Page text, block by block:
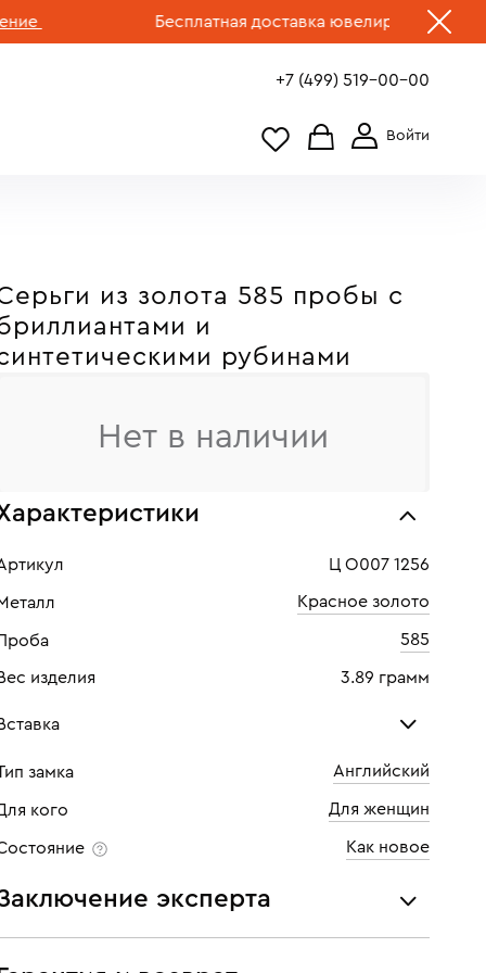
Бесплатная доставка ювелирных изделий по
+7 (499) 519-00-00
из золота 585 пробы с
и
рубинами
Нет в наличии
Ц О007 1256
Красное золото
585
изделия 3.89 грамм
Бриллиант
44 шт
Огранка Круглая
замка Английский
кого Для женщин
Как новое
эксперта
украшения проходят экспертизу подлинности и
характеристикам ювелирных изделий,